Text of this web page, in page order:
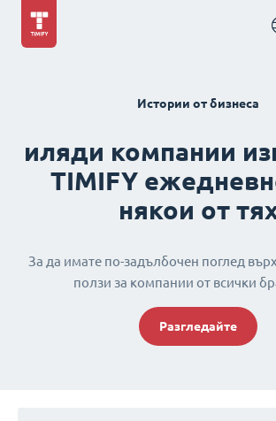
Истории от бизнеса
иляди компании
TIMIFY
някои от
За да имате по-задълбочен поглед
ползи за компании от всички
Разгледайте